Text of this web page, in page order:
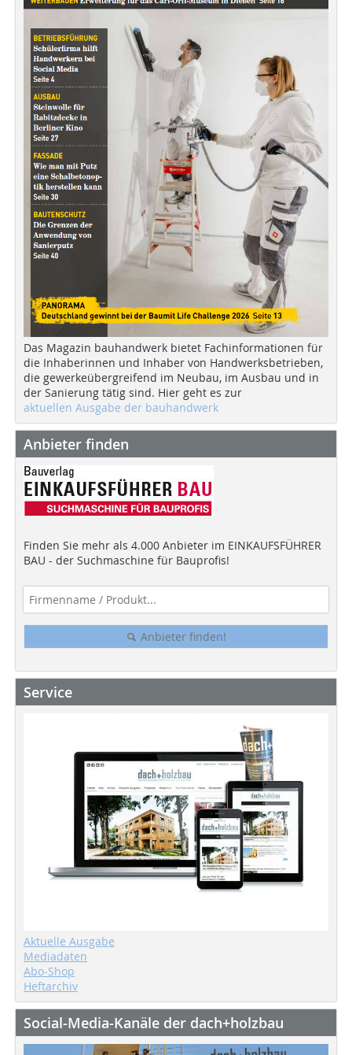
Das Magazin bauhandwerk bietet Fachinformationen für
die Inhaberinnen und Inhaber von Handwerksbetrieben,
die gewerkeübergreifend im Neubau, im Ausbau und in
der Sanierung tätig sind. Hier geht es zur
aktuellen Ausgabe der bauhandwerk
Anbieter finden
Finden Sie mehr als 4.000 Anbieter im EINKAUFSFÜHRER
BAU - der Suchmaschine für Bauprofis!
Anbieter finden!
Service
Aktuelle Ausgabe
Mediadaten
Abo-Shop
Heftarchiv
Social-Media-Kanäle der dach+holzbau